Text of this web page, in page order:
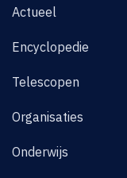
Actueel
Encyclopedie
Telescopen
Organisaties
Onderwijs